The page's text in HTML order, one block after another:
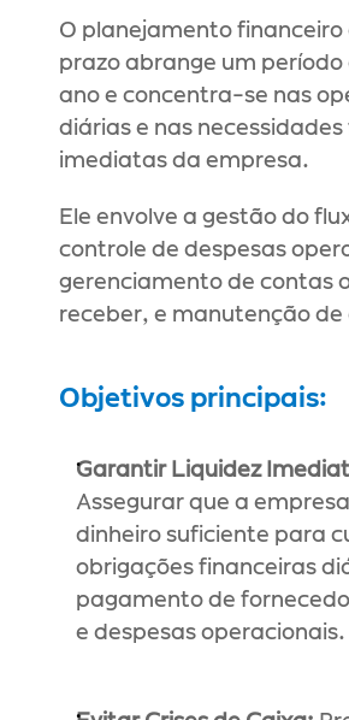
O planejamento financeiro
prazo abrange um período
ano e concentra-se nas
diárias e nas
imediatas da empresa.
Ele envolve a gestão do
controle de despesas
gerenciamento de contas
receber, e manutenção de
Objetivos principais:
Garantir Liquidez
Assegurar que a
dinheiro suficiente para
obrigações financeiras
pagamento de
e despesas operacionais.